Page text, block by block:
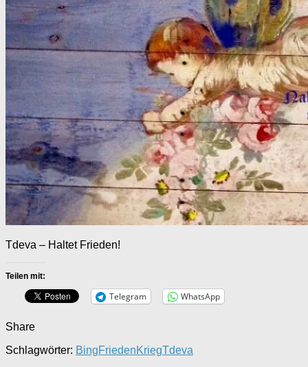
Tdeva – Haltet Frieden!
Teilen mit:
Telegram WhatsApp
Share
Schlagwörter: BingFriedenKriegTdeva